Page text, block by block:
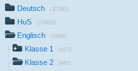
Deutsch (32381)
HuS (27853)
Englisch (3988)
Klasse 1 (817)
Klasse 2 (667)